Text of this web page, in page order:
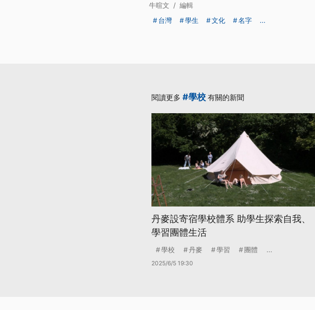
牛暄文 / 編輯
台灣
學生 文化 名字 ...
閱讀更多 #學校 有關的新聞
丹麥設寄宿學校體系 助學生探索自我、
學習團體生活
學校 丹麥 學習 團體 ...
2025/6/5 19:30